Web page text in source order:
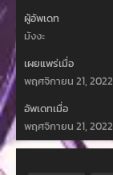
ผู้อัพเดท
มังงะ
เผยแพร่เมื่อ
พฤศจิกายน 21, 2022
อัพเดทเมื่อ
พฤศจิกายน 21, 2022